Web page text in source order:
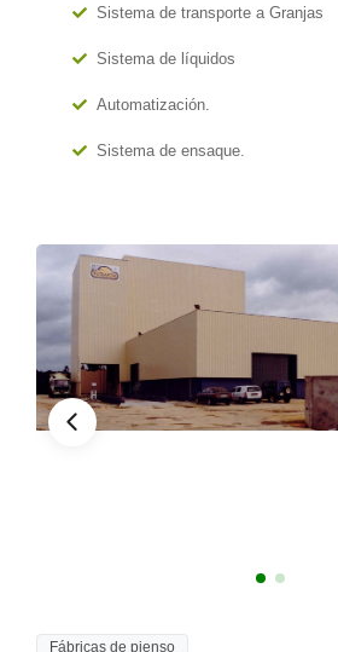
Sistema de transporte a Granjas
Sistema de líquidos
Automatización.
Sistema de ensaque.
Fábricas de pienso